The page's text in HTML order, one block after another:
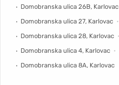
Domobranska ulica 26B, Karlovac
Domobranska ulica 27, Karlovac
Domobranska ulica 28, Karlovac
Domobranska ulica 4, Karlovac
Domobranska ulica 8A, Karlovac